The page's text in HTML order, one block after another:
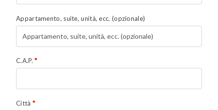
Appartamento, suite, unità, ecc. (opzionale)
C.A.P. *
Città *